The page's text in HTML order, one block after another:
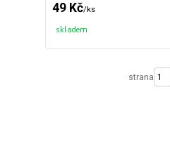
49 Kč/ks
skladem
strana